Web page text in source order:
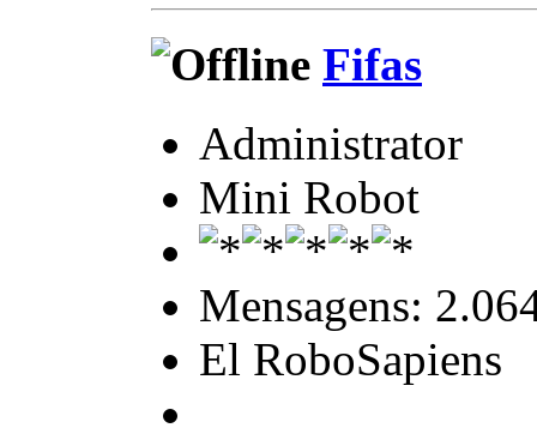
Fifas
Administrator
Mini Robot
Mensagens:
El RoboSapiens